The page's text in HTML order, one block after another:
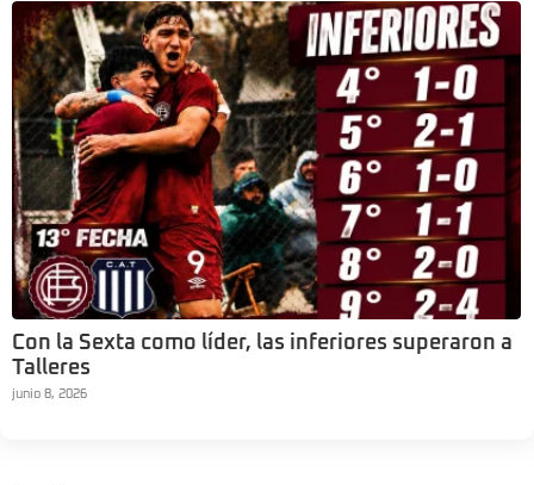
Con la Sexta como líder, las inferiores superaron a
Talleres
junio 8, 2026